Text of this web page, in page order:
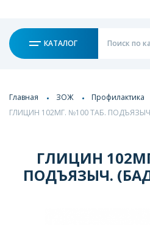
КАТАЛОГ
Главная ЗОЖ Профилактика
ГЛИЦИН 102МГ. №100 ТАБ.
ГЛИЦИН
ПОДЪЯЗЫЧ.